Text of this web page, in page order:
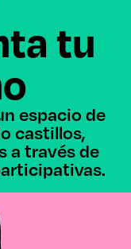
tu
espacio de
castillos,
a través de